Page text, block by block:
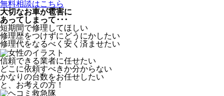
無料相談はこちら
大切なお車が雹害に
あってしまって･･･
短期間で修理してほしい
修理歴をつけずにどうにかしたい
修理代をなるべく安く済ませたい
信頼できる業者に任せたい
どこに依頼すべきか分からない
かなりの台数をお任せしたい
と、お考えの方！